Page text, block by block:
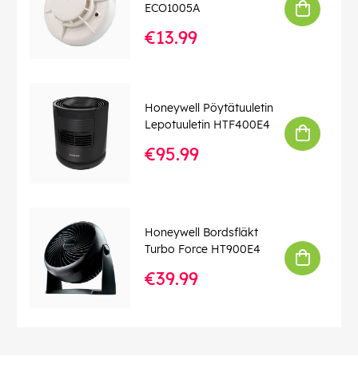
ECO1005A
€13.99
Honeywell Pöytätuuletin
Lepotuuletin HTF400E4
€95.99
Honeywell Bordsfläkt
Turbo Force HT900E4
€39.99